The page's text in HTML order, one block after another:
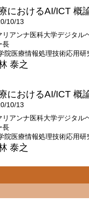
におけるAI/ICT 概
10/13
リアンナ医科大学デジタル
長
院医療情報処理技術応用研
泰之
におけるAI/ICT 概
10/13
リアンナ医科大学デジタル
長
院医療情報処理技術応用研
泰之